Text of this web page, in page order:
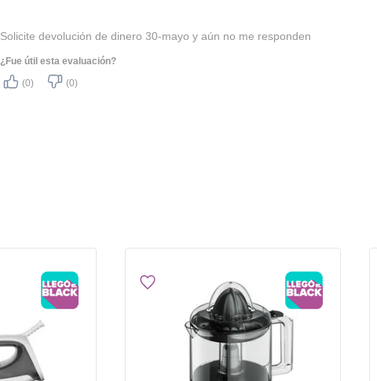
Solicite devolución de dinero 30-mayo y aún no me responden
¿Fue útil esta evaluación?
(0)
(0)